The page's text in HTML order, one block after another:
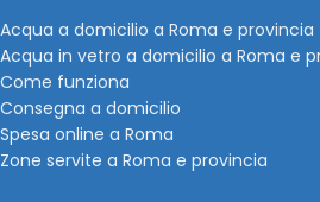
Acqua a domicilio a Roma e provincia
Acqua in vetro a domicilio a Roma e
Come funziona
Consegna a domicilio
Spesa online a Roma
Zone servite a Roma e provincia